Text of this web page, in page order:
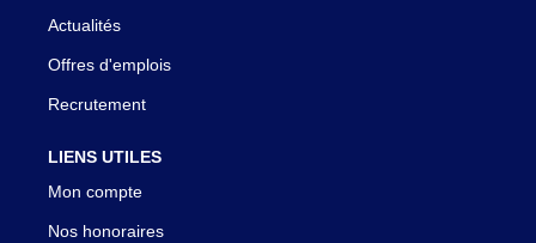
Actualités
Offres d'emplois
Recrutement
LIENS UTILES
Mon compte
Nos honoraires